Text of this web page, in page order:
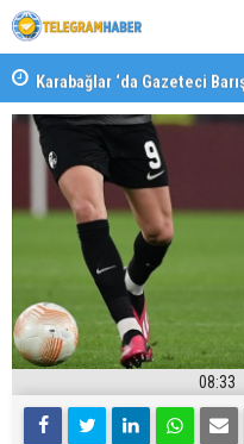
Karabağlar ‘da Gazeteci
08:33